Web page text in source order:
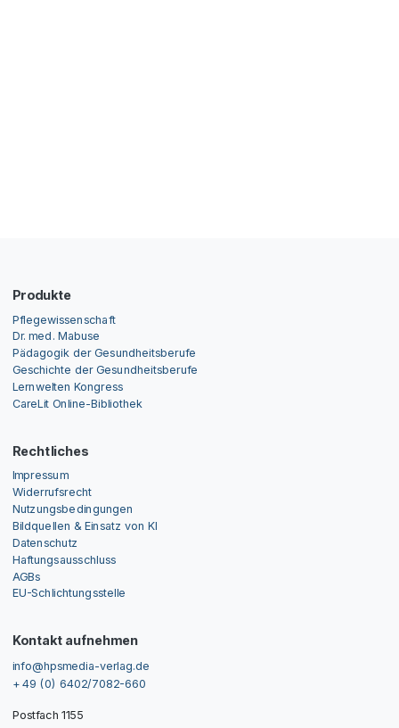
Produkte
Pflegewissenschaft
Dr. med. Mabuse
Pädagogik der Gesundheitsberufe
Geschichte der Gesundheitsberufe
Lernwelten Kongress
CareLit Online-Bibliothek
Rechtliches
Impressum
Widerrufsrecht
Nutzungsbedingungen
Bildquellen & Einsatz von KI
Datenschutz
Haftungsausschluss
AGBs
EU-Schlichtungsstelle
Kontakt aufnehmen
info@hpsmedia-verlag.de
+ 49 (0) 6402/7082-660
Postfach 1155